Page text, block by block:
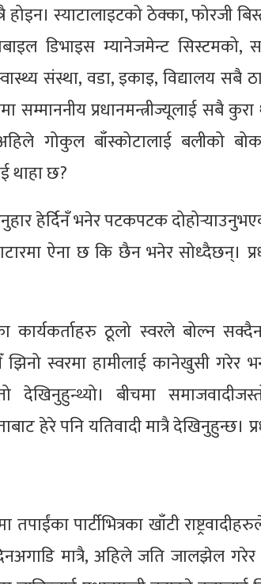
होइन। स्याटालाइटको ठेक्का, फोरजी
डिभाइस म्यानेजमेन्ट सिस्टमको,
संस्था, वडा, इकाइ, विद्यालय सबै
सम्माननीय प्रधानमन्त्रीज्यूलाई सबै कुरा
गोकुल बाँस्कोटालाई बलीको
थाहा छ?
अनुहार हेर्दिनँ भनेर पटकपटक
ऐना छ कि छैन भनेर सोध्दैछन्।
कार्यकर्ताहरु ठूलो स्वरले बोल्न
स्वरमा हामीलाई कानेखुसी गरेर
देखिनुहुन्थ्यो। बीचमा
हेरे पनि यतिवादी मात्रै देखिनुहुन्छ।
पार्टीभित्रका खाँटी
मात्रै, अहिले जति जालझेल